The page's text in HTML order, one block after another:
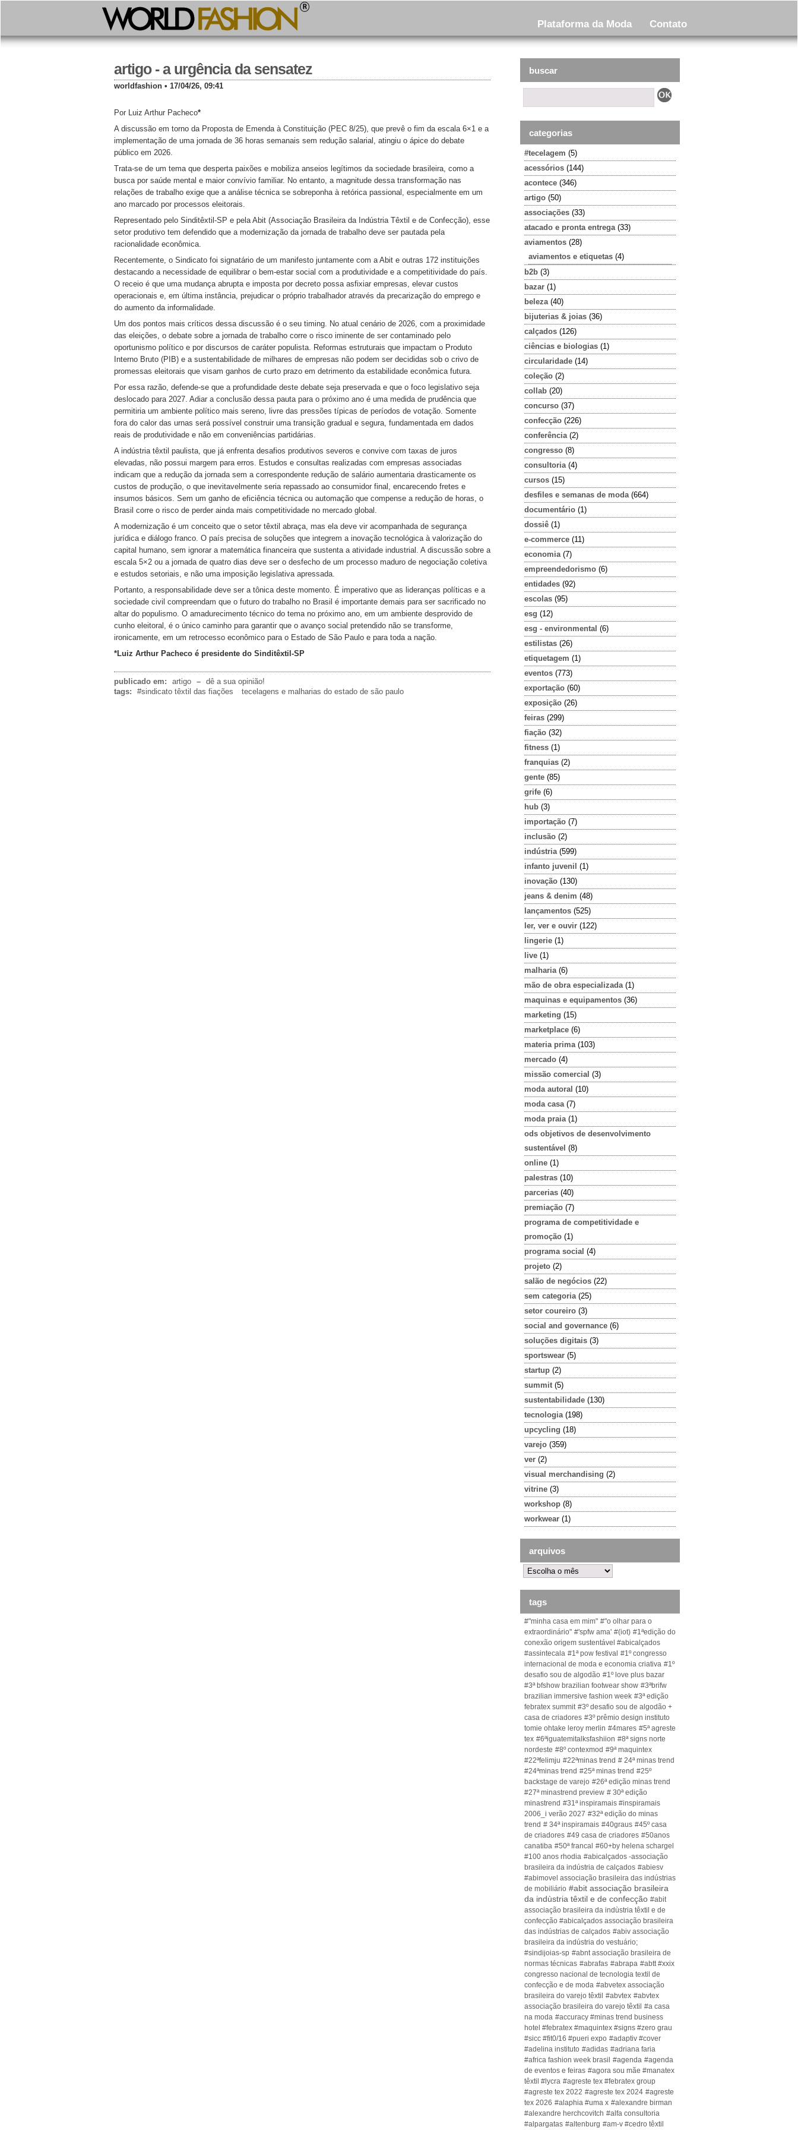
Plataforma da Moda Contato
buscar
categorias
#tecelagem (5)
acessórios (144)
acontece (346)
artigo (50)
associações (33)
atacado e pronta entrega (33)
aviamentos (28)
aviamentos e etiquetas (4)
b2b (3)
bazar (1)
beleza (40)
bijuterias & joias (36)
calçados (126)
ciências e biologias (1)
circularidade (14)
coleção (2)
collab (20)
concurso (37)
confecção (226)
conferência (2)
congresso (8)
consultoria (4)
cursos (15)
desfiles e semanas de moda (664)
documentário (1)
dossiê (1)
e-commerce (11)
economia (7)
empreendedorismo (6)
entidades (92)
escolas (95)
esg (12)
esg - environmental (6)
estilistas (26)
etiquetagem (1)
eventos (773)
exportação (60)
exposição (26)
feiras (299)
fiação (32)
fitness (1)
franquias (2)
gente (85)
grife (6)
hub (3)
importação (7)
inclusão (2)
indústria (599)
infanto juvenil (1)
inovação (130)
jeans & denim (48)
lançamentos (525)
ler, ver e ouvir (122)
lingerie (1)
live (1)
malharia (6)
mão de obra especializada (1)
maquinas e equipamentos (36)
marketing (15)
marketplace (6)
materia prima (103)
mercado (4)
missão comercial (3)
moda autoral (10)
moda casa (7)
moda praia (1)
ods objetivos de desenvolvimento
sustentável (8)
online (1)
palestras (10)
parcerias (40)
premiação (7)
programa de competitividade e
promoção (1)
programa social (4)
projeto (2)
salão de negócios (22)
sem categoria (25)
setor coureiro (3)
social and governance (6)
soluções digitais (3)
sportswear (5)
startup (2)
summit (5)
sustentabilidade (130)
tecnologia (198)
upcycling (18)
varejo (359)
ver (2)
visual merchandising (2)
vitrine (3)
workshop (8)
workwear (1)
arquivos
tags
#"minha casa em mim" #"o olhar para o
extraordinário" #'spfw ama' #(iot) #1ªedição do
conexão origem sustentável #abicalçados
#assintecala #1ª pow festival #1º congresso
internacional de moda e economia criativa #1º
desafio sou de algodão #1º love plus bazar
#3ª bfshow brazilian footwear show #3ªbrifw
brazilian immersive fashion week #3ª edição
febratex summit #3º desafio sou de algodão +
casa de criadores #3º prêmio design instituto
tomie ohtake leroy merlin #4mares #5ª agreste
tex #6ªiguatemitalksfashiion #8ª signs norte
nordeste #8º contexmod #9ª maquintex
#22ªfelimju #22ªminas trend # 24ª minas trend
#24ªminas trend #25ª minas trend #25º
backstage de varejo #26ª edição minas trend
#27ª minastrend preview # 30ª edição
minastrend #31ª inspiramais #inspiramais
2006_i verão 2027 #32ª edição do minas
trend # 34ª inspiramais #40graus #45º casa
de criadores #49 casa de criadores #50anos
canatiba #50ª francal #60+by helena schargel
#100 anos rhodia #abicalçados -associação
brasileira da indústria de calçados #abiesv
#abimovel associação brasileira das indústrias
de mobiliário #abit associação brasileira
da indùstria têxtil e de confecção #abit
associação brasileira da indùstria têxtil e de
confecção #abicalçados associação brasileira
das indústrias de calçados #abiv associação
brasileira da indústria do vestuário;
#sindijoias-sp #abnt associação brasileira de
normas técnicas #abrafas #abrapa #abtt #xxix
congresso nacional de tecnologia textil de
confecção e de moda #abvetex associação
brasileira do varejo têxtil #abvtex #abvtex
associação brasileira do varejo têxtil #a casa
na moda #accuracy #minas trend business
hotel #febratex #maquintex #signs #zero grau
#sicc #fit0/16 #pueri expo #adaptiv #cover
#adelina instituto #adidas #adriana faria
#africa fashion week brasil #agenda #agenda
de eventos e feiras #agora sou mãe #manatex
têxtil #lycra #agreste tex #febratex group
#agreste tex 2022 #agreste tex 2024 #agreste
tex 2026 #alaphia #uma x #alexandre birman
#alexandre herchcovitch #alfa consultoria
#alpargatas #altenburg #am-v #cedro têxtil
artigo - a urgência da sensatez
worldfashion • 17/04/26, 09:41
Por Luiz Arthur Pacheco*
A discussão em torno da Proposta de Emenda à Constituição (PEC 8/25), que prevê o fim da escala 6×1 e a
implementação de uma jornada de 36 horas semanais sem redução salarial, atingiu o ápice do debate
público em 2026.
Trata-se de um tema que desperta paixões e mobiliza anseios legítimos da sociedade brasileira, como a
busca por saúde mental e maior convívio familiar. No entanto, a magnitude dessa transformação nas
relações de trabalho exige que a análise técnica se sobreponha à retórica passional, especialmente em um
ano marcado por processos eleitorais.
Representado pelo Sinditêxtil-SP e pela Abit (Associação Brasileira da Indústria Têxtil e de Confecção), esse
setor produtivo tem defendido que a modernização da jornada de trabalho deve ser pautada pela
racionalidade econômica.
Recentemente, o Sindicato foi signatário de um manifesto juntamente com a Abit e outras 172 instituições
destacando a necessidade de equilibrar o bem-estar social com a produtividade e a competitividade do país.
O receio é que uma mudança abrupta e imposta por decreto possa asfixiar empresas, elevar custos
operacionais e, em última instância, prejudicar o próprio trabalhador através da precarização do emprego e
do aumento da informalidade.
Um dos pontos mais críticos dessa discussão é o seu timing. No atual cenário de 2026, com a proximidade
das eleições, o debate sobre a jornada de trabalho corre o risco iminente de ser contaminado pelo
oportunismo político e por discursos de caráter populista. Reformas estruturais que impactam o Produto
Interno Bruto (PIB) e a sustentabilidade de milhares de empresas não podem ser decididas sob o crivo de
promessas eleitorais que visam ganhos de curto prazo em detrimento da estabilidade econômica futura.
Por essa razão, defende-se que a profundidade deste debate seja preservada e que o foco legislativo seja
deslocado para 2027. Adiar a conclusão dessa pauta para o próximo ano é uma medida de prudência que
permitiria um ambiente político mais sereno, livre das pressões típicas de períodos de votação. Somente
fora do calor das urnas será possível construir uma transição gradual e segura, fundamentada em dados
reais de produtividade e não em conveniências partidárias.
A indústria têxtil paulista, que já enfrenta desafios produtivos severos e convive com taxas de juros
elevadas, não possui margem para erros. Estudos e consultas realizadas com empresas associadas
indicam que a redução da jornada sem a correspondente redução de salário aumentaria drasticamente os
custos de produção, o que inevitavelmente seria repassado ao consumidor final, encarecendo fretes e
insumos básicos. Sem um ganho de eficiência técnica ou automação que compense a redução de horas, o
Brasil corre o risco de perder ainda mais competitividade no mercado global.
A modernização é um conceito que o setor têxtil abraça, mas ela deve vir acompanhada de segurança
jurídica e diálogo franco. O país precisa de soluções que integrem a inovação tecnológica à valorização do
capital humano, sem ignorar a matemática financeira que sustenta a atividade industrial. A discussão sobre a
escala 5×2 ou a jornada de quatro dias deve ser o desfecho de um processo maduro de negociação coletiva
e estudos setoriais, e não uma imposição legislativa apressada.
Portanto, a responsabilidade deve ser a tônica deste momento. É imperativo que as lideranças políticas e a
sociedade civil compreendam que o futuro do trabalho no Brasil é importante demais para ser sacrificado no
altar do populismo. O amadurecimento técnico do tema no próximo ano, em um ambiente desprovido de
cunho eleitoral, é o único caminho para garantir que o avanço social pretendido não se transforme,
ironicamente, em um retrocesso econômico para o Estado de São Paulo e para toda a nação.
*Luiz Arthur Pacheco é presidente do Sinditêxtil-SP
publicado em: artigo – dê a sua opinião!
tags:
#sindicato têxtil das fiações tecelagens e malharias do estado de são paulo